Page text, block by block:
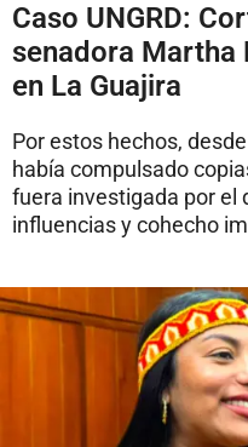
Caso UNGRD:
senadora Martha
en La Guajira
Por estos hechos,
había compulsado
fuera investigada por el
influencias y cohecho